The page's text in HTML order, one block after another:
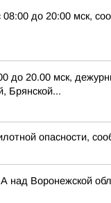
08:00 до 20:00 мск,
до 20.00 мск,
Брянской...
опасности,
над Воронежской